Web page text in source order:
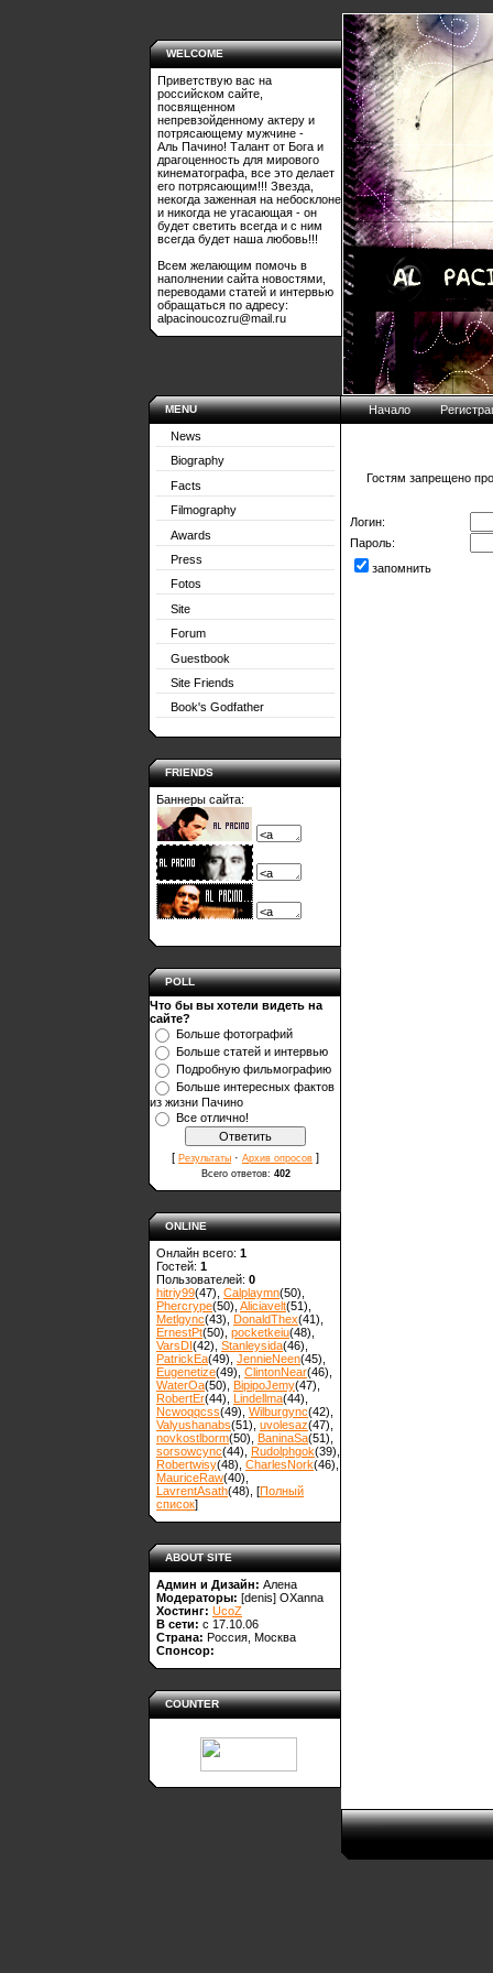
WELCOME
Приветствую вас на
российском сайте,
посвященном
непревзойденному актеру и
потрясающему мужчине -
Аль Пачино! Талант от Бога и
драгоценность для мирового
кинематографа, все это делает
его потрясающим!!! Звезда,
некогда заженная на небосклоне
и никогда не угасающая - он
будет светить всегда и с ним
всегда будет наша любовь!!!
Всем желающим помочь в
наполнении сайта новостями,
переводами статей и интервью
обращаться по адресу:
alpacinoucozru@mail.ru
MENU
News
Biography
Facts
Filmography
Awards
Press
Fotos
Site
Forum
Guestbook
Site Friends
Book's Godfather
FRIENDS
Баннеры сайта:
POLL
Что бы вы хотели видеть на
сайте?
Больше фотографий
Больше статей и интервью
Подробную фильмографию
Больше интересных фактов
из жизни Пачино
Все отлично!
[ Результаты · Архив опросов ]
Всего ответов: 402
ONLINE
Онлайн всего: 1
Гостей: 1
Пользователей: 0
hitriy99(47) Calplaymn(50)
Phercrype(50) Aliciavelt(51)
Metlgync(43) DonaldThex(41)
ErnestPt(50) pocketkeiu(48)
VarsDI(42) Stanleysida(46)
PatrickEa(49) JennieNeen(45)
Eugenetize(49) ClintonNear(46)
WaterOa(50) BipipoJemy(47)
RobertEr(44) Lindellma(44)
Ncwoqqcss(49) Wilburgync(42)
Valyushanabs(51) uvolesaz(47)
novkostlborm(50) ВaninaSa(51)
sorsowcync(44) Rudolphgok(39)
Robertwisy(48) CharlesNork(46)
MauriceRaw(40)
LavrentAsath(48) , [Полный
список]
ABOUT SITE
Админ и Дизайн: Алена
Модераторы: [denis] OXanna
Хостинг: UcoZ
В сети: с 17.10.06
Страна: Россия, Москва
Спонсор:
COUNTER
Начало
Гостям запрещено
Логин:
Пароль:
запомнить